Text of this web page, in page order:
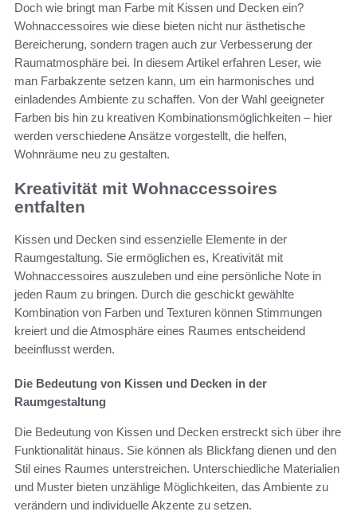
Doch wie bringt man Farbe mit Kissen und Decken ein?
Wohnaccessoires wie diese bieten nicht nur ästhetische
Bereicherung, sondern tragen auch zur Verbesserung der
Raumatmosphäre bei. In diesem Artikel erfahren Leser, wie
man Farbakzente setzen kann, um ein harmonisches und
einladendes Ambiente zu schaffen. Von der Wahl geeigneter
Farben bis hin zu kreativen Kombinationsmöglichkeiten – hier
werden verschiedene Ansätze vorgestellt, die helfen,
Wohnräume neu zu gestalten.
Kreativität mit Wohnaccessoires
entfalten
Kissen und Decken sind essenzielle Elemente in der
Raumgestaltung. Sie ermöglichen es, Kreativität mit
Wohnaccessoires auszuleben und eine persönliche Note in
jeden Raum zu bringen. Durch die geschickt gewählte
Kombination von Farben und Texturen können Stimmungen
kreiert und die Atmosphäre eines Raumes entscheidend
beeinflusst werden.
Die Bedeutung von Kissen und Decken in der
Raumgestaltung
Die Bedeutung von Kissen und Decken erstreckt sich über ihre
Funktionalität hinaus. Sie können als Blickfang dienen und den
Stil eines Raumes unterstreichen. Unterschiedliche Materialien
und Muster bieten unzählige Möglichkeiten, das Ambiente zu
verändern und individuelle Akzente zu setzen.